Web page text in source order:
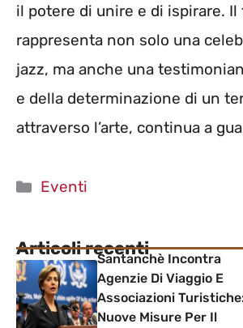
il potere di unire e di ispirare.
rappresenta non solo una
jazz, ma anche una
e della determinazione di un
attraverso l’arte, continua a
Categorie
Eventi
Articoli recentiSantanchè Incontra
Agenzie Di Viaggio E
Associazioni
Nuove Misure Per Il